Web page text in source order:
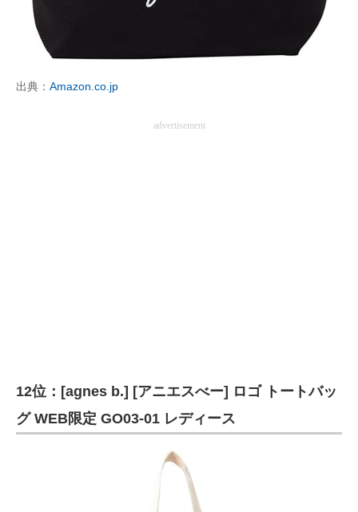
出典： Amazon.co.jp
advertisement
12位：[agnes b.] [アニエスべー] ロゴ トートバッ
グ WEB限定 GO03‐01 レディース